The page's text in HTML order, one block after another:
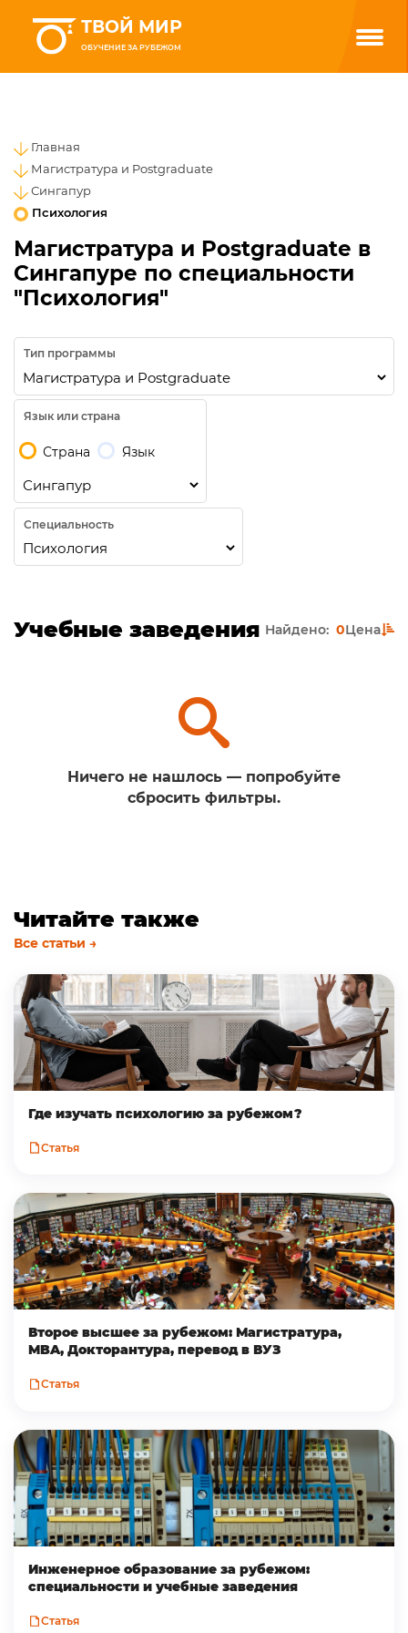
ТВОЙ МИР
ОБУЧЕНИЕ ЗА РУБЕЖОМ
Главная
Магистратура и Postgraduate
Сингапур
Психология
Магистратура и Postgraduate в
Сингапуре по специальности
"Психология"
Тип программы
Язык или страна
Страна Язык
Специальность
Учебные заведения Найдено: 0Цена
Ничего не нашлось — попробуйте
сбросить фильтры.
Читайте также
Все статьи →
Где изучать психологию за рубежом?
Статья
Второе высшее за рубежом: Магистратура,
MBA, Докторантура, перевод в ВУЗ
Статья
Инженерное образование за рубежом:
специальности и учебные заведения
Статья